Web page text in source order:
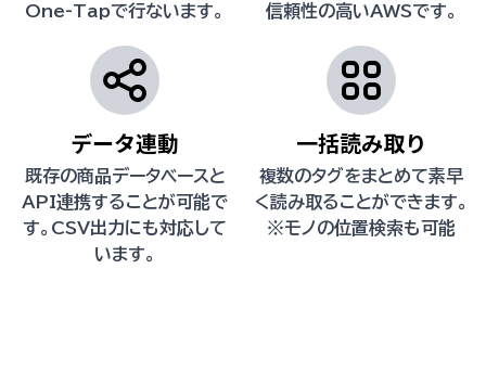
One-Tapで行ないます。
信頼性の高いAWSです。
データ連動
既存の商品データベースと
API連携することが可能で
す。CSV出力にも対応して
います。
一括読み取り
複数のタグをまとめて素早
く読み取ることができます。
※モノの位置検索も可能